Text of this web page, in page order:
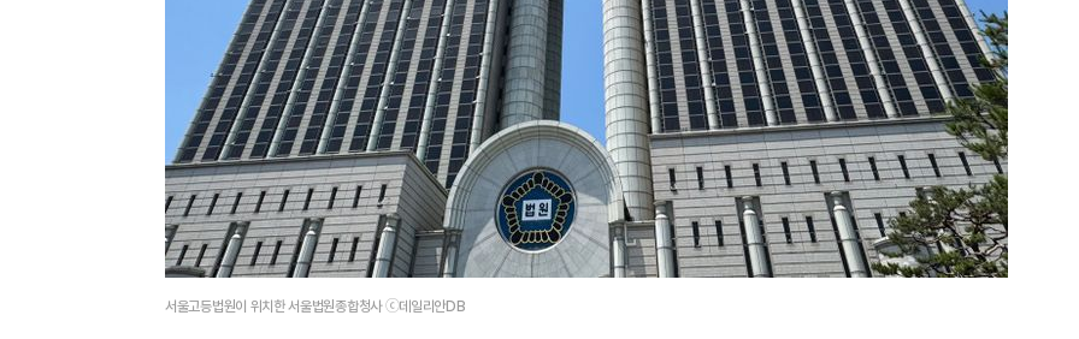
서울고등법원이 위치한 서울법원종합청사 ⓒ데일리안DB